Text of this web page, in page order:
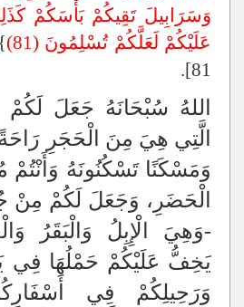
وَسَرَابِيلَ تَقِيكُمْ بَأْسَكُمْ
عَلَيْكُمْ لَعَلَّكُمْ تُسْلِمُونَ (81)
81].
اللهُ سُبْحَانَهُ جَعَلَ لَكُمْ
الَّتِي هِيَ مِنَ الْحَجَرِ رَاحَةً
وَمَسْكَنًا تَسْكُنُونَهُ
الْحَضَرِ، وَجَعَلَ لَكُمْ مِنْ
-وَهِيَ الْإِبِلُ وَالْبَقَرُ
يَخِفُّ عَلَيْكُمْ حَمْلُهَا فِي
وَرَحِيلِكُمْ فِي